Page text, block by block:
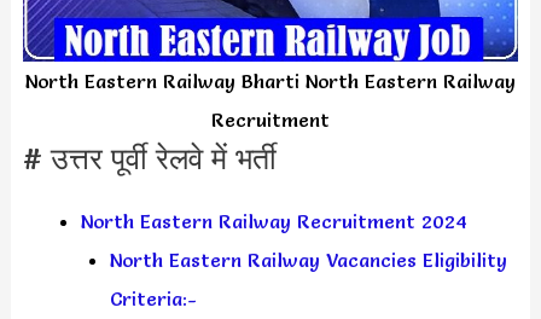
North Eastern Railway Bharti North Eastern Railway
Recruitment
# उत्तर पूर्वी रेलवे में भर्ती
North Eastern Railway Recruitment 2024
North Eastern Railway Vacancies Eligibility
Criteria:-